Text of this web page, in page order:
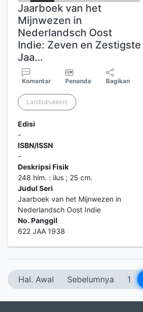
Jaarboek van het
Mijnwezen in
Nederlandsch Oost
Indie: Zeven en Zestigste
Jaa…
Komentar Penanda Bagikan
Landsdrukkerij
Edisi
-
ISBN/ISSN
-
Deskripsi Fisik
248 hlm. : ilus ; 25 cm.
Judul Seri
Jaarboek van het Mijnwezen in
Nederlandsch Oost Indie
No. Panggil
622 JAA 1938
Hal. Awal Sebelumnya 1